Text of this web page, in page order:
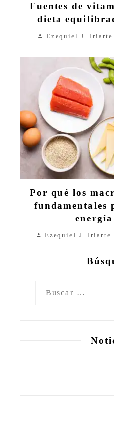
Fuentes de
dieta
Ezequiel J. Iriarte
Por qué los
fundamentales
Ezequiel J. Iriarte